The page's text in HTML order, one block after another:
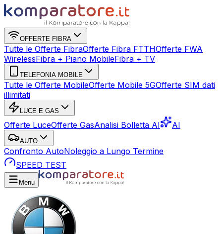
OFFERTE FIBRA
Tutte le Offerte FibraOfferte Fibra FTTHOfferte FWA
WirelessFibra + Piano MobileFibra + TV
TELEFONIA MOBILE
Tutte le Offerte MobileOfferte Mobile 5GOfferte SIM dati
illimitati
LUCE E GAS
Offerte LuceOfferte GasAnalisi Bolletta AI AI
AUTO
Confronto AutoNoleggio a Lungo Termine
SPEED TEST
Menu